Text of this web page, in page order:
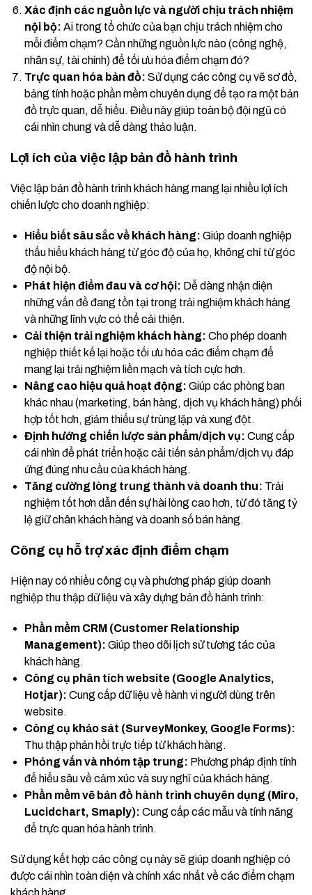
Xác định các nguồn lực và người chịu trách nhiệm
nội bộ: Ai trong tổ chức của bạn chịu trách nhiệm cho
mỗi điểm chạm? Cần những nguồn lực nào (công nghệ,
nhân sự, tài chính) để tối ưu hóa điểm chạm đó?
Trực quan hóa bản đồ: Sử dụng các công cụ vẽ sơ đồ,
bảng tính hoặc phần mềm chuyên dụng để tạo ra một bản
đồ trực quan, dễ hiểu. Điều này giúp toàn bộ đội ngũ có
cái nhìn chung và dễ dàng thảo luận.
Lợi ích của việc lập bản đồ hành trình
Việc lập bản đồ hành trình khách hàng mang lại nhiều lợi ích
chiến lược cho doanh nghiệp:
Hiểu biết sâu sắc về khách hàng: Giúp doanh nghiệp
thấu hiểu khách hàng từ góc độ của họ, không chỉ từ góc
độ nội bộ.
Phát hiện điểm đau và cơ hội: Dễ dàng nhận diện
những vấn đề đang tồn tại trong trải nghiệm khách hàng
và những lĩnh vực có thể cải thiện.
Cải thiện trải nghiệm khách hàng: Cho phép doanh
nghiệp thiết kế lại hoặc tối ưu hóa các điểm chạm để
mang lại trải nghiệm liền mạch và tích cực hơn.
Nâng cao hiệu quả hoạt động: Giúp các phòng ban
khác nhau (marketing, bán hàng, dịch vụ khách hàng) phối
hợp tốt hơn, giảm thiểu sự trùng lặp và xung đột.
Định hướng chiến lược sản phẩm/dịch vụ: Cung cấp
cái nhìn để phát triển hoặc cải tiến sản phẩm/dịch vụ đáp
ứng đúng nhu cầu của khách hàng.
Tăng cường lòng trung thành và doanh thu: Trải
nghiệm tốt hơn dẫn đến sự hài lòng cao hơn, từ đó tăng tỷ
lệ giữ chân khách hàng và doanh số bán hàng.
Công cụ hỗ trợ xác định điểm chạm
Hiện nay có nhiều công cụ và phương pháp giúp doanh
nghiệp thu thập dữ liệu và xây dựng bản đồ hành trình:
Phần mềm CRM (Customer Relationship
Management): Giúp theo dõi lịch sử tương tác của
khách hàng.
Công cụ phân tích website (Google Analytics,
Hotjar): Cung cấp dữ liệu về hành vi người dùng trên
website.
Công cụ khảo sát (SurveyMonkey, Google Forms):
Thu thập phản hồi trực tiếp từ khách hàng.
Phỏng vấn và nhóm tập trung: Phương pháp định tính
để hiểu sâu về cảm xúc và suy nghĩ của khách hàng.
Phần mềm vẽ bản đồ hành trình chuyên dụng (Miro,
Lucidchart, Smaply): Cung cấp các mẫu và tính năng
để trực quan hóa hành trình.
Sử dụng kết hợp các công cụ này sẽ giúp doanh nghiệp có
được cái nhìn toàn diện và chính xác nhất về các điểm chạm
khách hàng.